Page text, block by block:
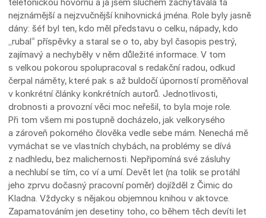
telefonickou hovornu a já jsem sluchem zachytávala ta
nejznámější a nejzvučnější knihovnická jména. Role byly jasně
dány: šéf byl ten, kdo měl představu o celku, nápady, kdo
„rubal“ příspěvky a staral se o to, aby byl časopis pestrý,
zajímavý a nechyběly v něm důležité informace. V tom
s velkou pokorou spolupracoval s redakční radou, odkud
čerpal náměty, které pak s až buldočí úporností proměňoval
v konkrétní články konkrétních autorů. Jednotlivosti,
drobnosti a provozní věci moc neřešil, to byla moje role.
Při tom všem mi postupně docházelo, jak velkorysého
a zároveň pokorného člověka vedle sebe mám. Nenechá mě
vymáchat se ve vlastních chybách, na problémy se dívá
z nadhledu, bez malichernosti. Nepřipomíná své zásluhy
a nechlubí se tím, co ví a umí. Devět let (na tolik se protáhl
jeho zprvu dočasný pracovní poměr) dojížděl z Čimic do
Kladna. Vždycky s nějakou objemnou knihou v aktovce.
Zapamatováním jen desetiny toho, co během těch devíti let